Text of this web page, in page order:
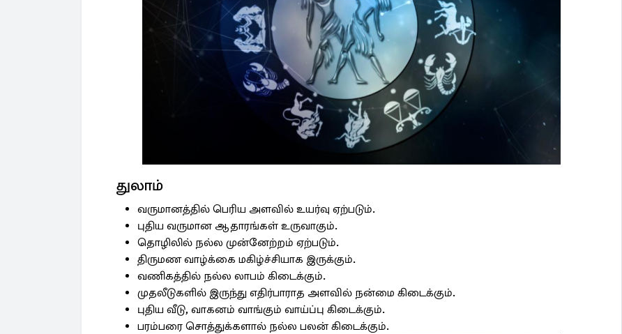
துலாம்
வருமானத்தில் பெரிய அளவில் உயர்வு ஏற்படும்.
புதிய வருமான ஆதாரங்கள் உருவாகும்.
தொழிலில் நல்ல முன்னேற்றம் ஏற்படும்.
திருமண வாழ்க்கை மகிழ்ச்சியாக இருக்கும்.
வணிகத்தில் நல்ல லாபம் கிடைக்கும்.
முதலீடுகளில் இருந்து எதிர்பாராத அளவில் நன்மை கிடைக்கும்.
புதிய வீடு, வாகனம் வாங்கும் வாய்ப்பு கிடைக்கும்.
பரம்பரை சொத்துக்களால் நல்ல பலன் கிடைக்கும்.